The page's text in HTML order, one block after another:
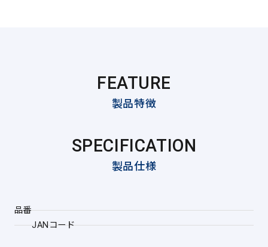
FEATURE
製品特徴
SPECIFICATION
製品仕様
品番
JANコード